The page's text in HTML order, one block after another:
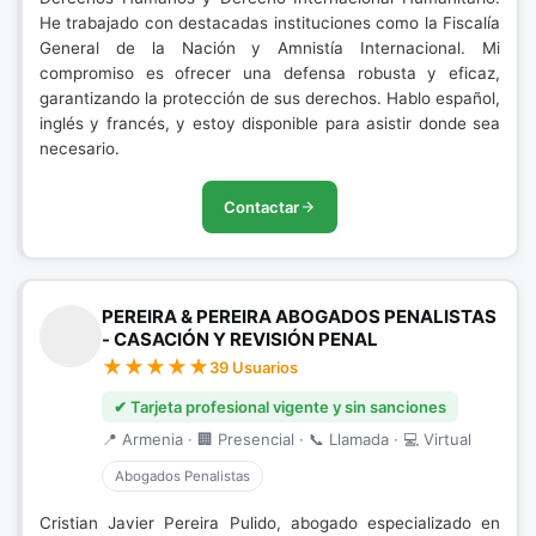
He trabajado con destacadas instituciones como la Fiscalía
General de la Nación y Amnistía Internacional. Mi
compromiso es ofrecer una defensa robusta y eficaz,
garantizando la protección de sus derechos. Hablo español,
inglés y francés, y estoy disponible para asistir donde sea
necesario.
Contactar
PEREIRA & PEREIRA ABOGADOS PENALISTAS
- CASACIÓN Y REVISIÓN PENAL
39 Usuarios
✔ Tarjeta profesional vigente y sin sanciones
📍 Armenia · 🏢 Presencial · 📞 Llamada · 💻 Virtual
Abogados Penalistas
Cristian Javier Pereira Pulido, abogado especializado en